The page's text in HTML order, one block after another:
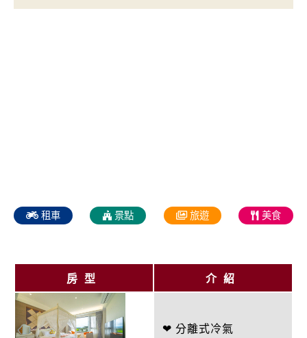
租車 景點 旅遊 美食
房型 介紹
❤ 分離式冷氣